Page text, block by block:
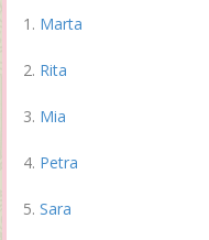
Marta
Rita
Mia
Petra
Sara